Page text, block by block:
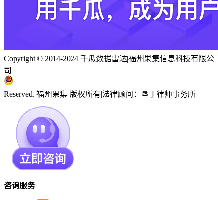
Copyright © 2014-2024 千瓜数据雷达|福州果集信息科技有限公
司
|
Reserved. 福州果集 版权所有|法律顾问：垦丁律师事务所
咨询服务